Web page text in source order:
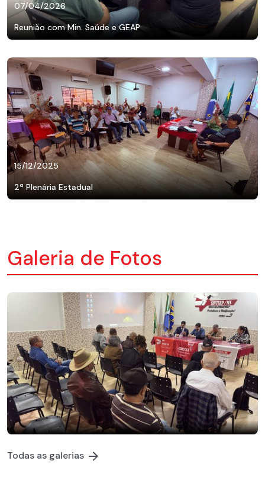
07/04/2026
Reunião com Min. Saúde e GEAP
15/12/2025
2ª Plenária Estadual
Galeria de Fotos
Todas as galerias